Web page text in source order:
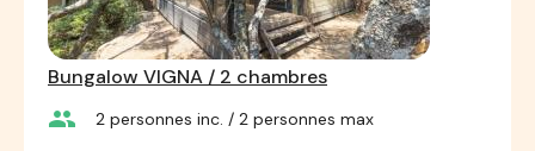
Bungalow VIGNA / 2 chambres
group 2 personnes inc. / 2 personnes max